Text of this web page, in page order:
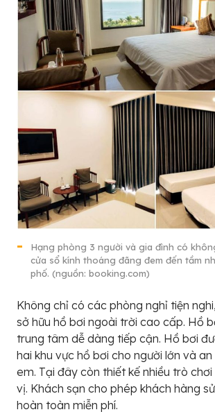
Hạng phòng 3 người và gia đình có
cửa sổ kính thoáng đãng đem đến tầm
phố. (nguồn: booking.com)
Không chỉ có các phòng nghỉ tiện
sở hữu hồ bơi ngoài trời cao cấp. Hồ
trung tâm dễ dàng tiếp cận. Hồ bơi
hai khu vực hồ bơi cho người lớn và
em. Tại đây còn thiết kế nhiều trò
vị. Khách sạn cho phép khách hàng
hoàn toàn miễn phí.